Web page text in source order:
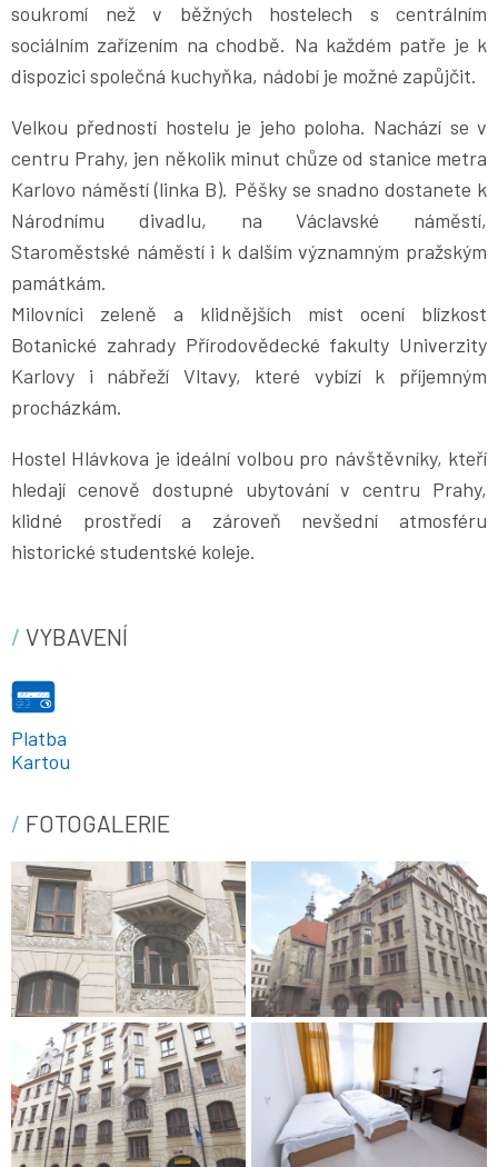
soukromí než v běžných hostelech s centrálním
sociálním zařízením na chodbě. Na každém patře je k
dispozici společná kuchyňka, nádobí je možné zapůjčit.
Velkou předností hostelu je jeho poloha. Nachází se v
centru Prahy, jen několik minut chůze od stanice metra
Karlovo náměstí (linka B). Pěšky se snadno dostanete k
Národnímu divadlu, na Václavské náměstí,
Staroměstské náměstí i k dalším významným pražským
památkám.
Milovníci zeleně a klidnějších míst ocení blízkost
Botanické zahrady Přírodovědecké fakulty Univerzity
Karlovy i nábřeží Vltavy, které vybízí k příjemným
procházkám.
Hostel Hlávkova je ideální volbou pro návštěvníky, kteří
hledají cenově dostupné ubytování v centru Prahy,
klidné prostředí a zároveň nevšední atmosféru
historické studentské koleje.
VYBAVENÍ
Platba
Kartou
FOTOGALERIE